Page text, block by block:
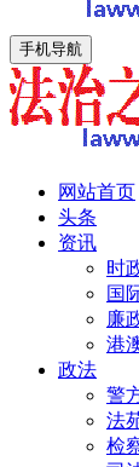
手机导航
网站首页
头条
资讯
时
国
廉
港
政法
警
法
检